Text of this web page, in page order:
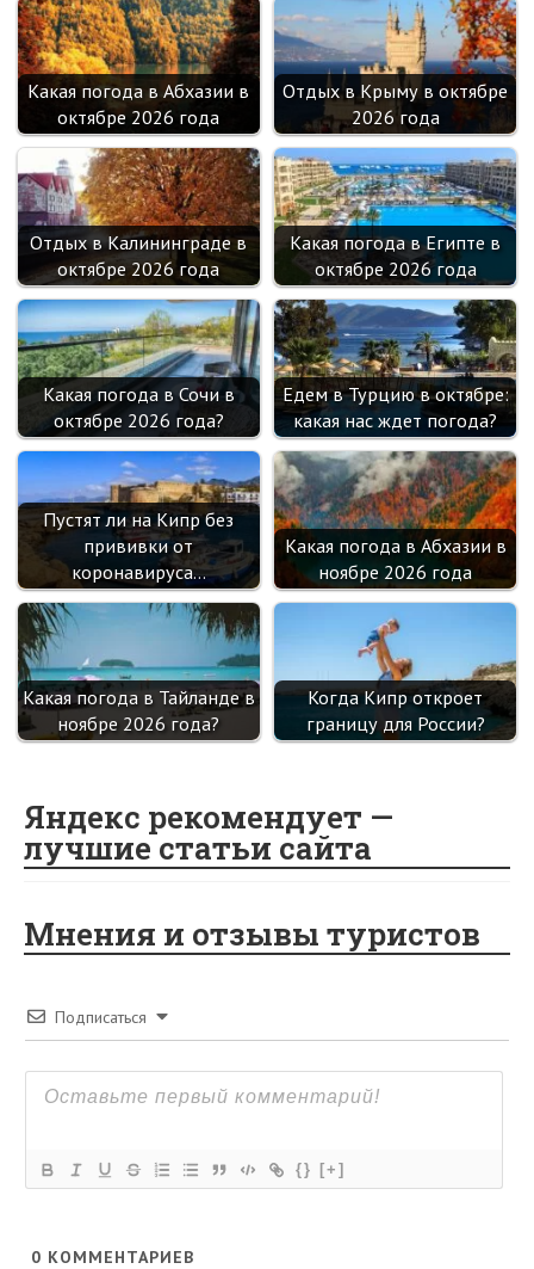
Какая погода в Абхазии в
октябре 2026 года
Отдых в Крыму в октябре
2026 года
Отдых в Калининграде в
октябре 2026 года
Какая погода в Египте в
октябре 2026 года
Какая погода в Сочи в
октябре 2026 года?
Едем в Турцию в октябре:
какая нас ждет погода?
Пустят ли на Кипр без
прививки от
коронавируса…
Какая погода в Абхазии в
ноябре 2026 года
Какая погода в Тайланде в
ноябре 2026 года?
Когда Кипр откроет
границу для России?
Яндекс рекомендует —
лучшие статьи сайта
Мнения и отзывы туристов
Подписаться
{} [+]
0 КОММЕНТАРИЕВ